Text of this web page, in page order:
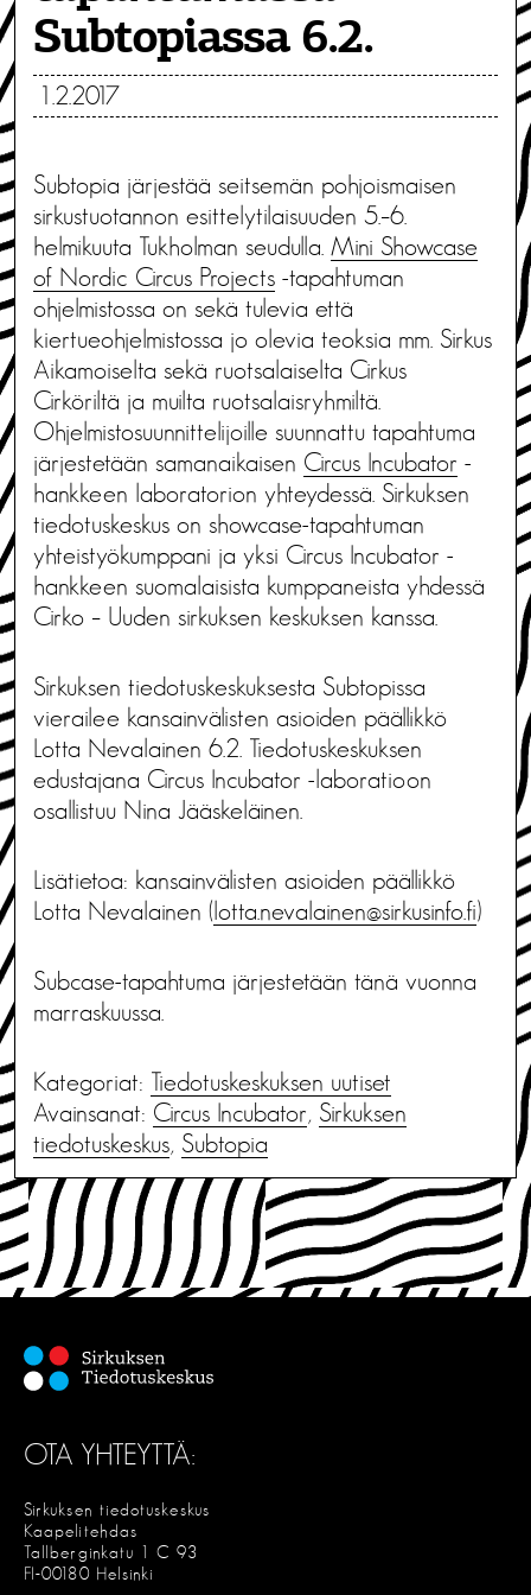
Subtopiassa 6.2.
1.2.2017
Subtopia järjestää seitsemän pohjoismaisen
sirkustuotannon esittelytilaisuuden 5.–6.
helmikuuta Tukholman seudulla. Mini Showcase
of Nordic Circus Projects -tapahtuman
ohjelmistossa on sekä tulevia että
kiertueohjelmistossa jo olevia teoksia mm. Sirkus
Aikamoiselta sekä ruotsalaiselta Cirkus
Cirköriltä ja muilta ruotsalaisryhmiltä.
Ohjelmistosuunnittelijoille suunnattu tapahtuma
järjestetään samanaikaisen Circus Incubator -
hankkeen laboratorion yhteydessä. Sirkuksen
tiedotuskeskus on showcase-tapahtuman
yhteistyökumppani ja yksi Circus Incubator -
hankkeen suomalaisista kumppaneista yhdessä
Cirko – Uuden sirkuksen keskuksen kanssa.
Sirkuksen tiedotuskeskuksesta Subtopissa
vierailee kansainvälisten asioiden päällikkö
Lotta Nevalainen 6.2. Tiedotuskeskuksen
edustajana Circus Incubator -laboratioon
osallistuu Nina Jääskeläinen.
Lisätietoa: kansainvälisten asioiden päällikkö
Lotta Nevalainen ( lotta.nevalainen@sirkusinfo.fi)
Subcase-tapahtuma järjestetään tänä vuonna
marraskuussa.
Kategoriat: Tiedotus­keskuksen uutiset
Avainsanat: Circus Incubator, Sirkuksen
tiedotuskeskus, Subtopia
OTA YHTEYTTÄ:
Sirkuksen tiedotuskeskus
Kaapelitehdas
Tallberginkatu 1 C 93
FI-00180 Helsinki